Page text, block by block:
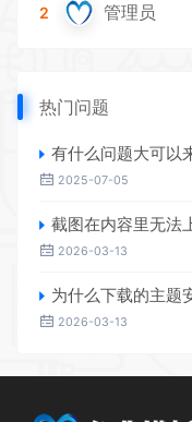
2 管理员
热门问题
有什么问题大可以
2025-07-05
截图在内容里无法上传图片，我给你截图
2026-03-13
为什么下载的主题安装时
2026-03-13